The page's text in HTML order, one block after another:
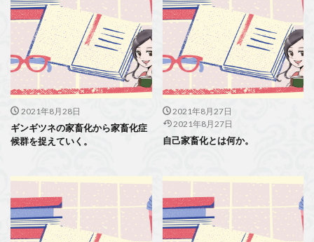
2021年8月28日
ギンギツネの家畜化から家畜化症
候群を捉えていく。
2021年8月27日
2021年8月27日
自己家畜化とは何か。